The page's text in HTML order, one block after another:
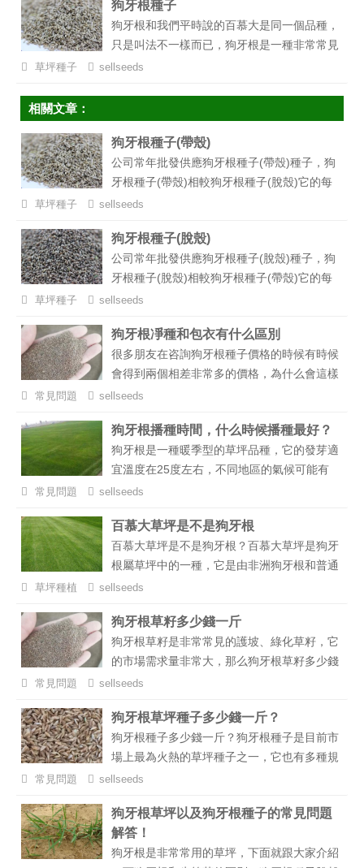
用來制作一此高檔小區、球場草坪使用，更多
有關狗牙根種子價格、播種方法、每畝用量等
信息可以電話咨詢我們。...
狗牙根種子
狗牙根和我們平時說的百慕大是同一個品種，
只是叫法不一樣而已，狗牙根是一種非常常見
的草坪，它非常的耐踐踏、耐修剪，而且長得
運動草坪的首選草種之一。...
草坪種子 sellseeds
相關文章：
狗牙根種子(帶殼)
公司常年批發供應狗牙根種子(帶殼)種子，狗
牙根種子(帶殼)相較狗牙根種子(脫殼)它的每
公斤種子數量要少一些，但它的價格也要便宜
關狗牙根種子價格、播種方法、每畝用量等信
息可以咨詢我們。...
草坪種子 sellseeds
狗牙根種子(脫殼)
公司常年批發供應狗牙根種子(脫殼)種子，狗
牙根種子(脫殼)相較狗牙根種子(帶殼)它的每
公斤種子數量要多一些、凈度也更高一些，但
用來制作一此高檔小區、球場草坪使用，更多
有關狗牙根種子價格、播種方法、每畝用量等
信息可以電話咨詢我們。...
草坪種子 sellseeds
狗牙根凈種和包衣有什么區別
很多朋友在咨詢狗牙根種子價格的時候有時候
會得到兩個相差非常多的價格，為什么會這樣
子呢，最大的可能就是他們報的價格一個是包
這么多，下面就來給大狗牙根凈種和包衣有什
么區別。...
常見問題 sellseeds
狗牙根播種時間，什么時候播種最好？
狗牙根是一種暖季型的草坪品種，它的發芽適
宜溫度在25度左右，不同地區的氣候可能有
所差異，那么狗牙根播種時間是什么時候，什
常見問題 sellseeds
百慕大草坪是不是狗牙根
百慕大草坪是不是狗牙根？百慕大草坪是狗牙
根屬草坪中的一種，它是由非洲狗牙根和普通
狗牙根雜交而成的，相較于普通的狗牙根草坪
紹一下百慕大草坪的獨特之處。...
草坪種植 sellseeds
狗牙根草籽多少錢一斤
狗牙根草籽是非常常見的護坡、綠化草籽，它
的市場需求量非常大，那么狗牙根草籽多少錢
一斤 呢，下面就和小編一起來了解一下
常見問題 sellseeds
狗牙根草坪種子多少錢一斤？
狗牙根種子多少錢一斤？狗牙根種子是目前市
場上最為火熱的草坪種子之一，它也有多種規
格，像狗牙根種子帶殼的、狗牙根種子凈種、
不相同，下面小編就來給大家介紹一下狗牙根
種子多少錢一斤，和哪些因素有關系。...
常見問題 sellseeds
狗牙根草坪以及狗牙根種子的常見問題
解答！
狗牙根是非常常用的草坪，下面就跟大家介紹